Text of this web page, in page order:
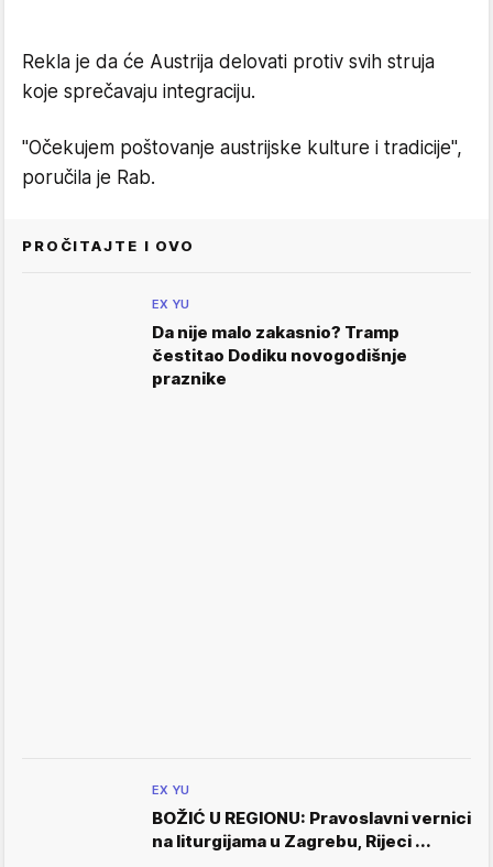
Rekla je da će Austrija delovati protiv svih struja
koje sprečavaju integraciju.
"Očekujem poštovanje austrijske kulture i tradicije",
poručila je Rab.
PROČITAJTE I OVO
EX YU
Da nije malo zakasnio? Tramp
čestitao Dodiku novogodišnje
praznike
EX YU
BOŽIĆ U REGIONU: Pravoslavni vernici
na liturgijama u Zagrebu, Rijeci ...